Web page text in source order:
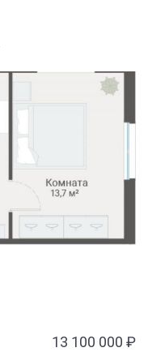
13 100 000 ₽